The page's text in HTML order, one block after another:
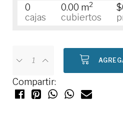
0
cajas
0.00 m2
cubiertos
Compartir: